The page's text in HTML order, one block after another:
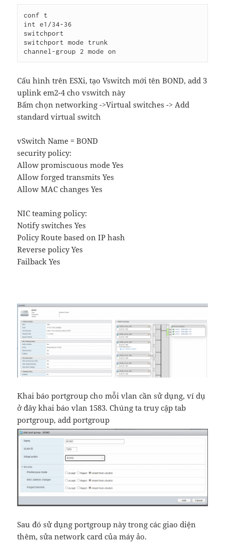
conf t
int e1/34-36
switchport
switchport mode trunk
Cấu hình trên ESXi, tạo Vswitch mới tên BOND, add 3
uplink em2-4 cho vswitch này
Bấm chọn networking ->Virtual switches -> Add
standard virtual switch
vSwitch Name = BOND
security policy:
Allow promiscuous mode Yes
Allow forged transmits Yes
Allow MAC changes Yes
NIC teaming policy:
Notify switches Yes
Policy Route based on IP hash
Reverse policy Yes
Failback Yes
Khai báo portgroup cho mỗi vlan cần sử dụng, ví dụ
ở đây khai báo vlan 1583. Chúng ta truy cập tab
portgroup, add portgroup
Sau đó sử dụng portgroup này trong các giao diện
thêm, sửa network card của máy ảo.